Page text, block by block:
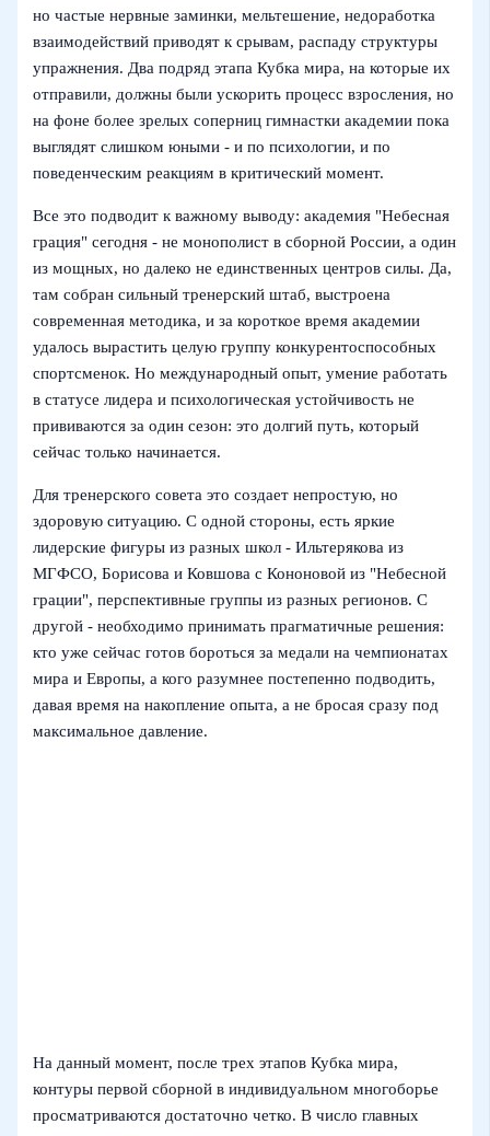
но частые нервные заминки, мельтешение, недоработка
взаимодействий приводят к срывам, распаду структуры
упражнения. Два подряд этапа Кубка мира, на которые их
отправили, должны были ускорить процесс взросления, но
на фоне более зрелых соперниц гимнастки академии пока
выглядят слишком юными - и по психологии, и по
поведенческим реакциям в критический момент.
Все это подводит к важному выводу: академия "Небесная
грация" сегодня - не монополист в сборной России, а один
из мощных, но далеко не единственных центров силы. Да,
там собран сильный тренерский штаб, выстроена
современная методика, и за короткое время академии
удалось вырастить целую группу конкурентоспособных
спортсменок. Но международный опыт, умение работать
в статусе лидера и психологическая устойчивость не
прививаются за один сезон: это долгий путь, который
сейчас только начинается.
Для тренерского совета это создает непростую, но
здоровую ситуацию. С одной стороны, есть яркие
лидерские фигуры из разных школ - Ильтерякова из
МГФСО, Борисова и Ковшова с Кононовой из "Небесной
грации", перспективные группы из разных регионов. С
другой - необходимо принимать прагматичные решения:
кто уже сейчас готов бороться за медали на чемпионатах
мира и Европы, а кого разумнее постепенно подводить,
давая время на накопление опыта, а не бросая сразу под
максимальное давление.
На данный момент, после трех этапов Кубка мира,
контуры первой сборной в индивидуальном многоборье
просматриваются достаточно четко. В число главных